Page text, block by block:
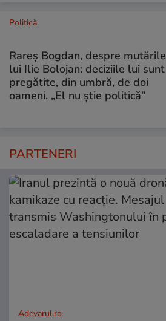
Politică
Rareș Bogdan, despre mutările
lui Ilie Bolojan: deciziile lui sunt
pregătite, din umbră, de doi
oameni. „El nu știe politică”
PARTENERI
Adevarul.ro